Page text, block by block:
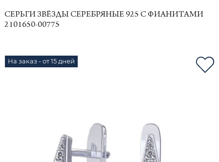
СЕРЬГИ ЗВЁЗДЫ СЕРЕБРЯНЫЕ 925 С ФИАНИТАМИ
2101650-00775
На заказ - от 15 дней